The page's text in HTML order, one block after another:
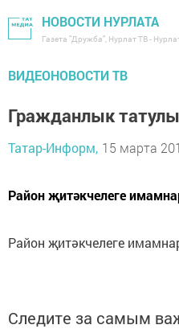
НОВОСТИ НУРЛАТА
Газета "Дружба", Нурлат ТВ -
ВИДЕОНОВОСТИ ТВ
Гражданлык
Татар-Информ, 15 марта
Район җитәкчелеге
Район җитәкчелеге
Следите за самым